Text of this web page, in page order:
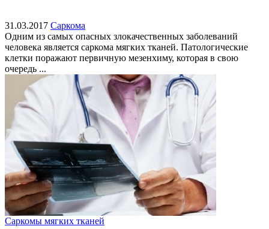
31.03.2017 Саркома
Одним из самых опасных злокачественных заболеваний
человека является саркома мягких тканей. Патологические
клетки поражают первичную мезенхиму, которая в свою
очередь ...
Саркомы мягких тканей